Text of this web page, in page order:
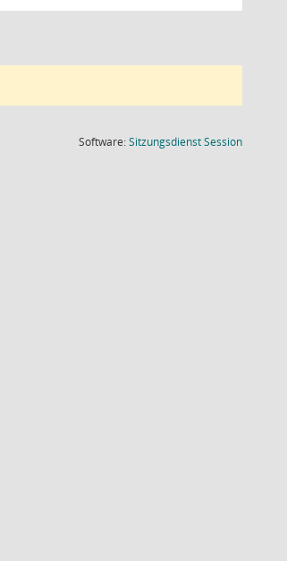
Software:SitzungsdienstSession(Wird in